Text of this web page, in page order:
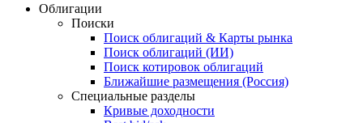
Облигации
Поиски
Поиск облигаций & Карты рынка
Поиск облигаций (ИИ)
Поиск котировок облигаций
Ближайшие размещения (Россия)
Специальные разделы
Кривые доходности